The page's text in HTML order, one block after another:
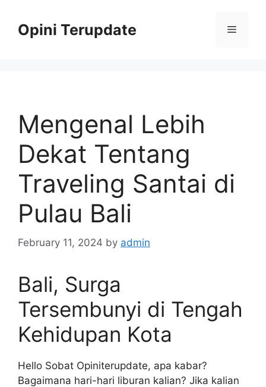
contentOpini Terupdate Menu
Mengenal Lebih
Dekat Tentang
Traveling Santai di
Pulau Bali
February 11, 2024 by admin
Bali, Surga
Tersembunyi di Tengah
Kehidupan Kota
Hello Sobat Opiniterupdate, apa kabar?
Bagaimana hari-hari liburan kalian? Jika kalian